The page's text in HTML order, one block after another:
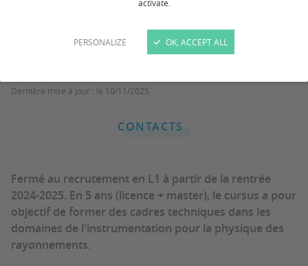
activate.
PERSONALIZE OK, ACCEPT ALL
rayonnements et
instrumentation
Dernière mise à jour : le 10/11/2025
CONTACTS
Fermé au recrutement en L1 à partir de la rentrée
2024-2025. En 5 ans (licence + master), le cursus a pour
objectif de former des cadres techniques dans les
domaines de l'instrumentation pour la physique des
rayonnements.